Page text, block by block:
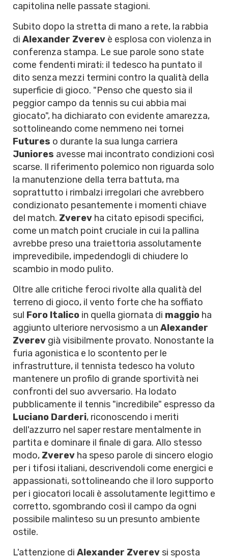
capitolina nelle passate stagioni.
Subito dopo la stretta di mano a rete, la rabbia
di Alexander Zverev è esplosa con violenza in
conferenza stampa. Le sue parole sono state
come fendenti mirati: il tedesco ha puntato il
dito senza mezzi termini contro la qualità della
superficie di gioco. "Penso che questo sia il
peggior campo da tennis su cui abbia mai
giocato", ha dichiarato con evidente amarezza,
sottolineando come nemmeno nei tornei
Futures o durante la sua lunga carriera
Juniores avesse mai incontrato condizioni così
scarse. Il riferimento polemico non riguarda solo
la manutenzione della terra battuta, ma
soprattutto i rimbalzi irregolari che avrebbero
condizionato pesantemente i momenti chiave
del match. Zverev ha citato episodi specifici,
come un match point cruciale in cui la pallina
avrebbe preso una traiettoria assolutamente
imprevedibile, impedendogli di chiudere lo
scambio in modo pulito.
Oltre alle critiche feroci rivolte alla qualità del
terreno di gioco, il vento forte che ha soffiato
sul Foro Italico in quella giornata di maggio ha
aggiunto ulteriore nervosismo a un Alexander
Zverev già visibilmente provato. Nonostante la
furia agonistica e lo scontento per le
infrastrutture, il tennista tedesco ha voluto
mantenere un profilo di grande sportività nei
confronti del suo avversario. Ha lodato
pubblicamente il tennis "incredibile" espresso da
Luciano Darderi, riconoscendo i meriti
dell'azzurro nel saper restare mentalmente in
partita e dominare il finale di gara. Allo stesso
modo, Zverev ha speso parole di sincero elogio
per i tifosi italiani, descrivendoli come energici e
appassionati, sottolineando che il loro supporto
per i giocatori locali è assolutamente legittimo e
corretto, sgombrando così il campo da ogni
possibile malinteso su un presunto ambiente
ostile.
L'attenzione di Alexander Zverev si sposta